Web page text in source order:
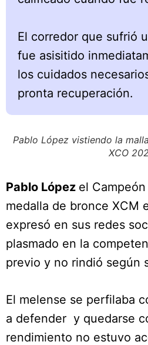
El corredor que sufrió
fue asisitido
los cuidados
pronta recuperación.
Pablo López vistiendo la
XCO
Pablo López el
medalla de bronce XCM
expresó en sus redes
plasmado en la
previo y no rindió según
El melense se perfilaba
a defender y quedarse
rendimiento no estuvo